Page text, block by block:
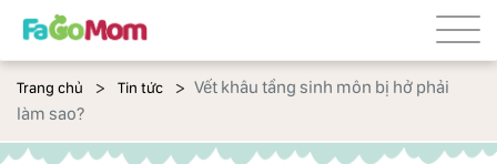
Trang chủ Tin tức
Vết khâu tầng sinh môn bị hở phải
làm sao?